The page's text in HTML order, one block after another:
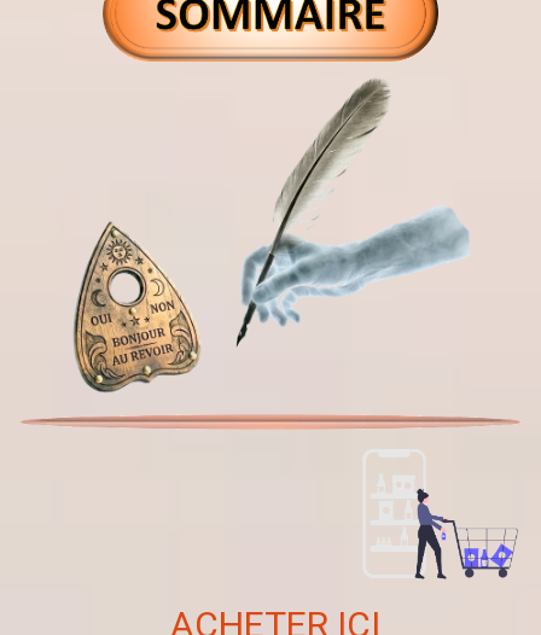
ACHETER ICI